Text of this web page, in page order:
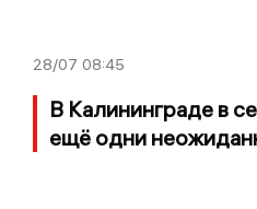
28/07 08:45
В Калининграде в
ещё одни